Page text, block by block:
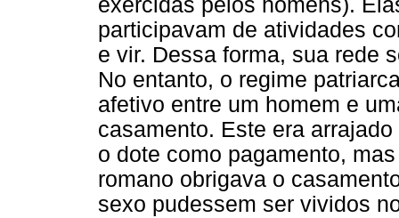
exercidas pelos homens).
participavam de atividades
e vir. Dessa forma, sua rede
No entanto, o regime
afetivo entre um homem e
casamento. Este era
o dote como pagamento,
romano obrigava o
sexo pudessem ser vividos